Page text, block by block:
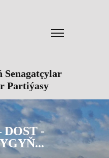
Senagatçylar
Partiýasy
-